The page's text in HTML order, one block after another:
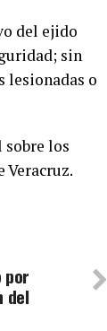
del ejido
sin
lesionadas o
los
por
del